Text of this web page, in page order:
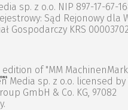
sp. z o.o. NIP 897-17-67-
Sąd Rejonowy dla
Gospodarczy KRS
edition of "MM
Media sp. z o.o. licensed by
GmbH & Co. KG, 97082